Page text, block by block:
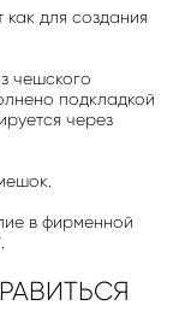
для создания
чешского
подкладкой
через
в фирменной